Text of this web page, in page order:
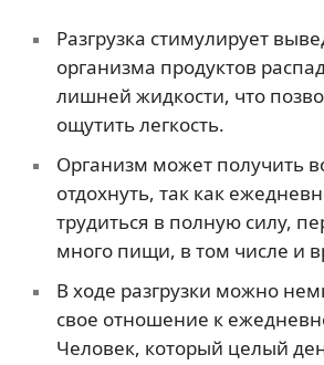
Разгрузка стимулирует
организма продуктов
лишней жидкости, что
ощутить легкость.
Организм может получить
отдохнуть, так как
трудиться в полную силу,
много пищи, в том числе и
В ходе разгрузки можно
свое отношение к
Человек, который целый